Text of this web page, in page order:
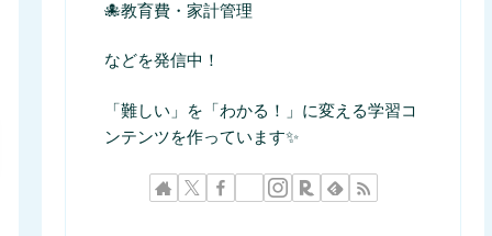
🐙教育費・家計管理
などを発信中！
「難しい」を「わかる！」に変える学習コ
ンテンツを作っています✨